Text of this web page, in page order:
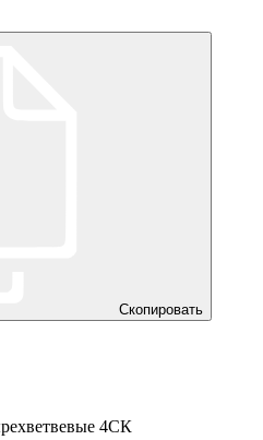
Скопировать
4СК